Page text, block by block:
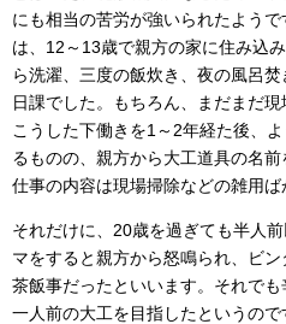
にも相当の苦労が強いられたよう
は、12～13歳で親方の家に住み込
ら洗濯、三度の飯炊き、夜の風呂
日課でした。もちろん、まだまだ現
こうした下働きを1～2年経た後、
るものの、親方から大工道具の名
仕事の内容は現場掃除などの雑用ば
それだけに、20歳を過ぎても半人
マをすると親方から怒鳴られ、ビ
茶飯事だったといいます。それでも
一人前の大工を目指したというの